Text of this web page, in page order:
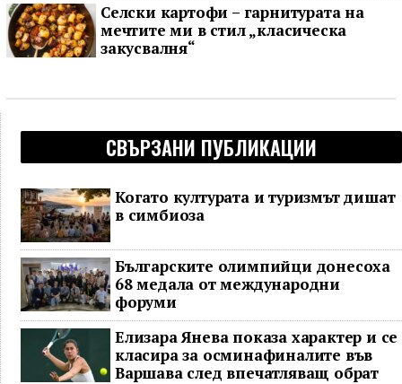
Селски картофи – гарнитурата на
мечтите ми в стил „класическа
закусвалня“
СВЪРЗАНИ ПУБЛИКАЦИИ
Когато културата и туризмът дишат
в симбиоза
Българските олимпийци донесоха
68 медала от международни
форуми
Елизара Янева показа характер и се
класира за осминафиналите във
Варшава след впечатляващ обрат